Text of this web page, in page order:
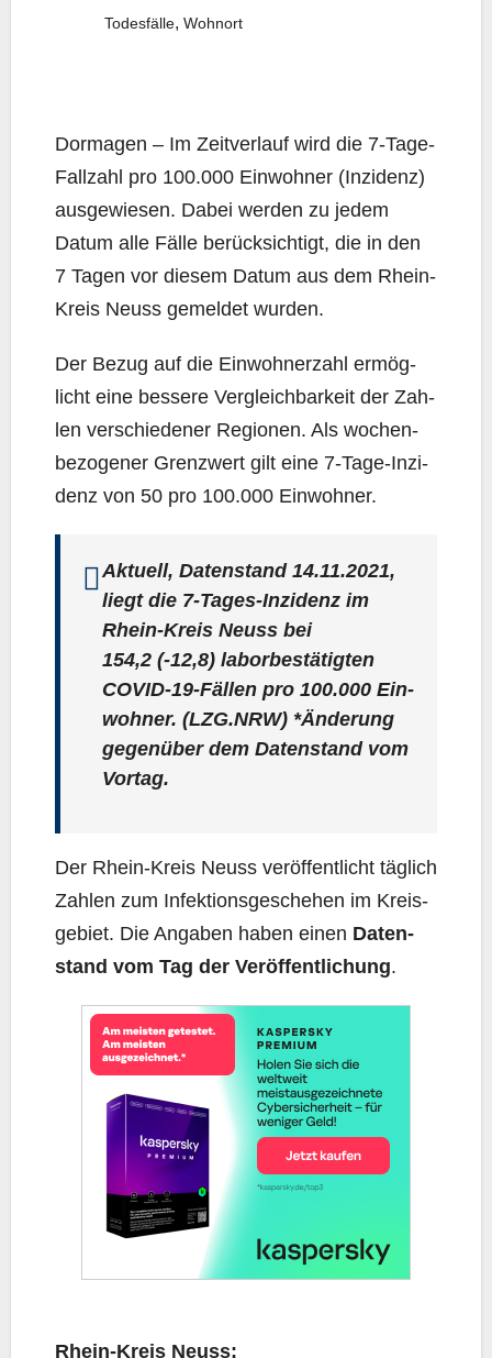
Todesfälle, Wohnort
Dor­ma­gen – Im Zeit­ver­lauf wird die 7‑Ta­ge-
Fall­zahl pro 100.000 Ein­woh­ner (Inzi­denz)
aus­ge­wie­sen. Dabei wer­den zu jedem
Datum alle Fäl­le berück­sich­tigt, die in den
7 Tagen vor die­sem Datum aus dem Rhein-
Kreis Neuss gemel­det wurden.
Der Bezug auf die Ein­woh­ner­zahl ermög­
licht eine bes­se­re Ver­gleich­bar­keit der Zah­
len ver­schie­de­ner Regio­nen. Als wochen­
be­zo­ge­ner Grenz­wert gilt eine 7‑Ta­ge-Inzi­
denz von 50 pro 100.000 Einwohner.
Aktu­ell, Daten­stand 14.11.2021,
liegt die 7‑Ta­ges-Inzi­denz im
Rhein-Kreis Neuss bei
154,2 (-12,8) labor­be­stä­tig­ten
COVID-19-Fäl­len pro 100.000 Ein­
woh­ner. (LZG.NRW) *Ände­rung
gegen­über dem Daten­stand vom
Vortag.
Der Rhein-Kreis Neuss ver­öf­fent­licht täg­lich
Zah­len zum Infek­ti­ons­ge­sche­hen im Kreis­
ge­biet. Die Anga­ben haben einen Daten­
stand vom Tag der Ver­öf­fent­li­chung.
Rhein-Kreis Neuss: